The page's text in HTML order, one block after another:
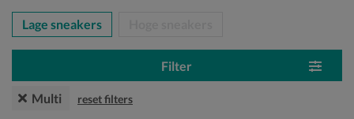
over
Lage sneakers
Filter
Multi reset filters